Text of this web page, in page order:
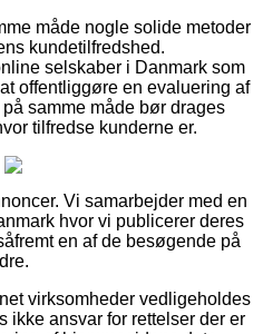
måde nogle solide metoder
kundetilfredshed.
selskaber i Danmark som
offentliggøre en evaluering af
samme måde bør drages
tilfredse kunderne er.
Vi samarbejder med en
hvor vi publicerer deres
en af de besøgende på
virksomheder vedligeholdes
ikke ansvar for rettelser der er